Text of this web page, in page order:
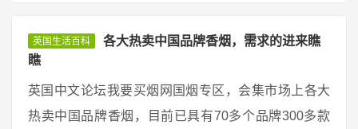
英国生活百科
各大热卖中国品牌香烟，需求的进来瞧
瞧
英国中文论坛我要买烟网国烟专区，会集市场上各大
热卖中国品牌香烟，目前已具有70多个品牌300多款